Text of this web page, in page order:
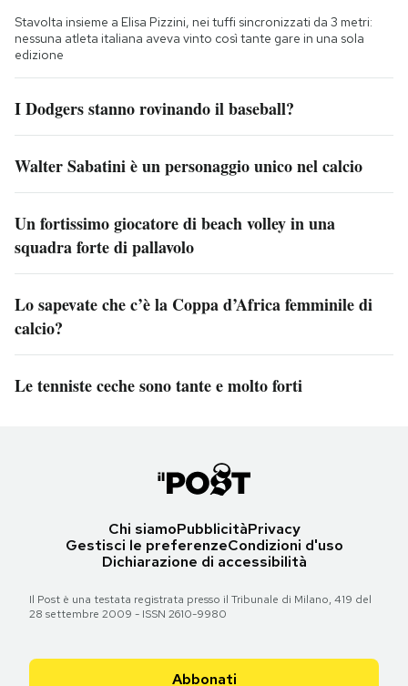
Stavolta insieme a Elisa Pizzini, nei tuffi sincronizzati da 3 metri:
nessuna atleta italiana aveva vinto così tante gare in una sola
edizione
I Dodgers stanno rovinando il baseball?
Walter Sabatini è un personaggio unico nel calcio
Un fortissimo giocatore di beach volley in una
squadra forte di pallavolo
Lo sapevate che c’è la Coppa d’Africa femminile di
calcio?
Le tenniste ceche sono tante e molto forti
Chi siamoPubblicitàPrivacy
Gestisci le preferenzeCondizioni d'uso
Dichiarazione di accessibilità
Il Post è una testata registrata presso il Tribunale di Milano, 419 del
28 settembre 2009 - ISSN 2610-9980
Abbonati